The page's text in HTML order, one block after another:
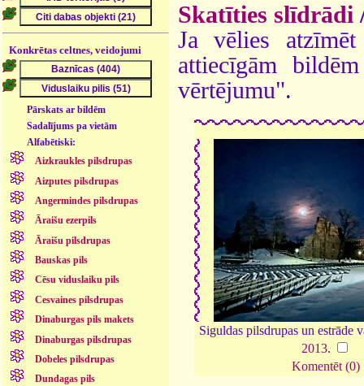
Konkrētas celtnes, veidojumi
Pārskats ar bildēm
Sadalījums pa vietām
Alfabētiski:
Aizkraukles pilsdrupas
Aizputes pilsdrupas
Angermindes pilsdrupas
Āraišu ezerpils
Āraišu pilsdrupas
Bauskas pils
Cēsu viduslaiku pils
Cesvaines pilsdrupas
Dinaburgas pils makets
Dinaburgas pilsdrupas
Dobeles pilsdrupas
Dundagas pils
Skatīties slīdrādi
Ja vēlies
attiecīgām
vērtējumu".
Siguldas pilsdrupas un estrāde
2013.
Komentēt (0)